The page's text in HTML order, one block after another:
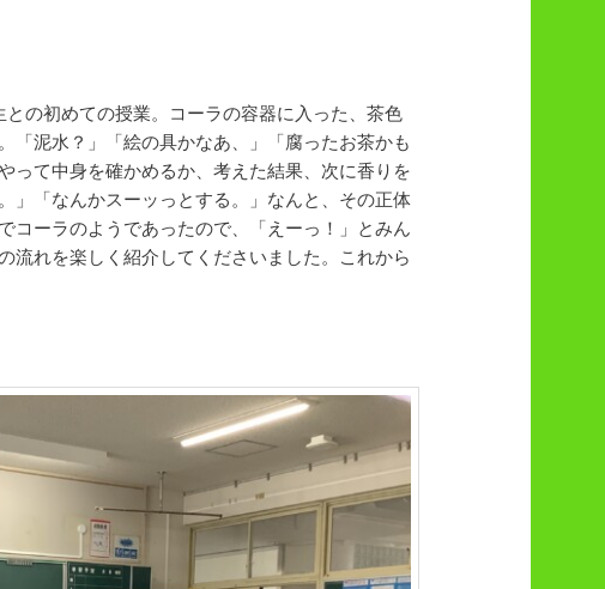
の初めての授業。コーラの容器に入った、茶色
「泥水？」「絵の具かなあ、」「腐ったお茶かも
って中身を確かめるか、考えた結果、次に香りを
」「なんかスーッっとする。」なんと、その正体
コーラのようであったので、「えーっ！」とみん
流れを楽しく紹介してくださいました。これから